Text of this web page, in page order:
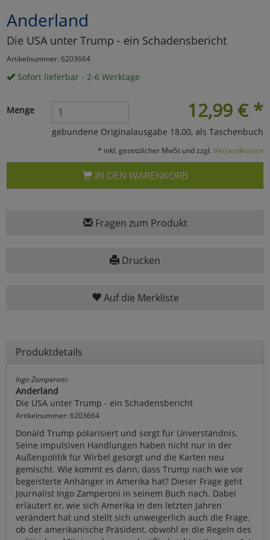
Anderland
Die USA unter Trump - ein Schadensbericht
Artikelnummer: 6203664
Sofort lieferbar - 2-6 Werktage
12,99 € *
Menge
gebundene Originalausgabe 18,00, als Taschenbuch
* inkl. gesetzlicher MwSt und zzgl. Versandkosten
IN DEN WARENKORB
Fragen zum Produkt
Drucken
Auf die Merkliste
Produktdetails
Ingo Zamperoni:
Anderland
Die USA unter Trump - ein Schadensbericht
Artikelnummer: 6203664
Donald Trump polarisiert und sorgt für Unverständnis.
Seine impulsiven Handlungen haben nicht nur in der
Außenpolitik für Wirbel gesorgt und die Karten neu
gemischt. Wie kommt es dann, dass Trump nach wie vor
begeisterte Anhänger in Amerika hat? Dieser Frage geht
Journalist Ingo Zamperoni in seinem Buch nach. Dabei
erläutert er, wie sich Amerika in den letzten Jahren
verändert hat und stellt sich unweigerlich auch die Frage,
ob der amerikanische Präsident, obwohl er die Regeln des
Marketing
Umfragetools
Cookies
Alle Akzeptieren
Cookies
Einstellungen speichern
zurückzu Haupptseite